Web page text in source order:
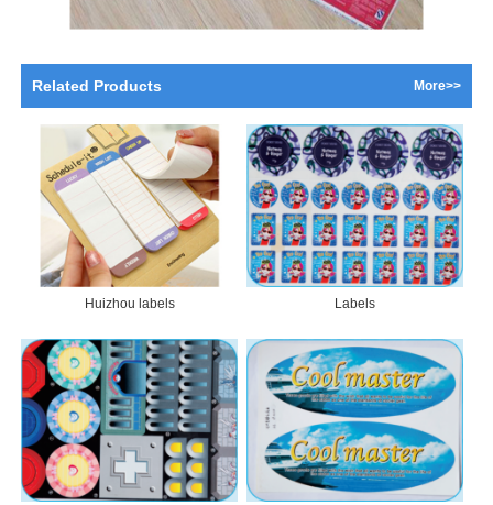
Related Products More>>
Huizhou labels Labels